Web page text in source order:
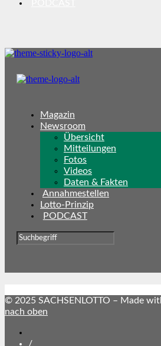
Magazin
Newsroom
Übersicht
Mitteilungen
Fotos
Videos
Daten & Fakten
Annahmestellen
Lotto-Prinzip
PODCAST
© 2025 SACHSENLOTTO – Made
nach oben
abonnieren
/